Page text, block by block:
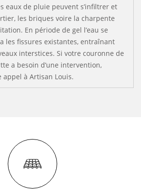
eaux de pluie peuvent s’infiltrer et
les briques voire la charpente
En période de gel l’eau se
les fissures existantes, entraînant
interstices. Si votre couronne de
a besoin d’une intervention,
appel à Artisan Louis.